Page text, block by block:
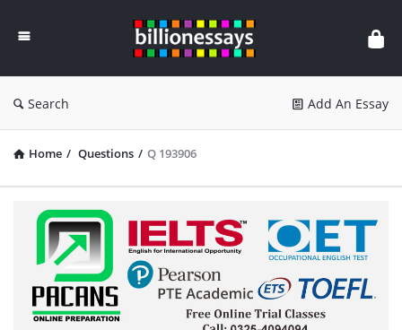
Essays
Search Add An Essay
Home / Questions / Q 193906